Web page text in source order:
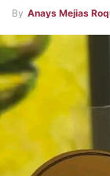
By Anays Mejias